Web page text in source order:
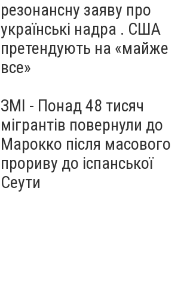
резонансну заяву про
українські надра . США
претендують на «майже
все»
ЗМІ - Понад 48 тисяч
мігрантів повернули до
Марокко після масового
прориву до іспанської
Сеути